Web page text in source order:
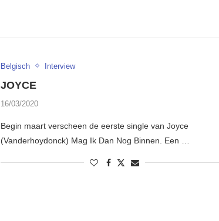
Belgisch Interview
JOYCE
16/03/2020
Begin maart verscheen de eerste single van Joyce
(Vanderhoydonck) Mag Ik Dan Nog Binnen. Een …